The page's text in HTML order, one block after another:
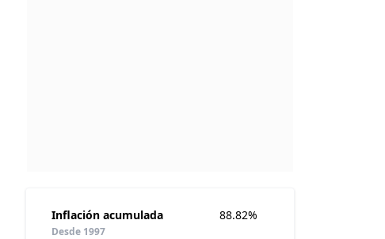
Inflación acumulada
Desde 1997
88.82%